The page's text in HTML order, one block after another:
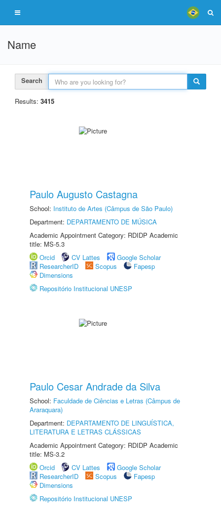
Name
Search
Results: 3415
Paulo Augusto Castagna
School: Instituto de Artes (Câmpus de São Paulo)
Department: DEPARTAMENTO DE MÚSICA
Academic Appointment Category: RDIDP Academic
title: MS-5.3
Orcid
CV Lattes
Google Scholar
ResearcherID
Scopus
Fapesp
Dimensions
Repositório Institucional UNESP
Paulo Cesar Andrade da Silva
School: Faculdade de Ciências e Letras (Câmpus de
Araraquara)
Department: DEPARTAMENTO DE LINGUÍSTICA,
LITERATURA E LETRAS CLÁSSICAS
Academic Appointment Category: RDIDP Academic
title: MS-3.2
Orcid
CV Lattes
Google Scholar
ResearcherID
Scopus
Fapesp
Dimensions
Repositório Institucional UNESP